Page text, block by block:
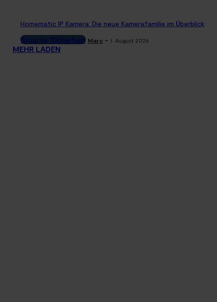
Homematic IP Kamera: Die neue Kamerafamilie im Überblick
Smarte Sicherheit Marc - 1. August 2026
MEHR LADEN